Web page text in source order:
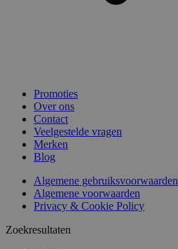
Promoties
Over ons
Contact
Veelgestelde vragen
Merken
Blog
Algemene gebruiksvoorwaarden
Algemene voorwaarden
Privacy & Cookie Policy
Zoekresultaten